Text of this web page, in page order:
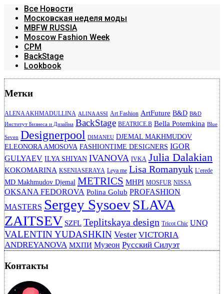
Все Новости
Московская неделя моды
MBFW RUSSIA
Moscow Fashion Week
CPM
BackStage
Lookbook
Метки
ALENA AKHMADULLINA ALINA ASSI Art Fashion ArtFuture B&D B&D
Институт Бизнеса и Дизайна BackStage BEATRICE.B Bella Potemkina Blue
Seven Designerpool DIMANEU DJEMAL MAKHMUDOV
ELEONORA AMOSOVA FASHIONTIME DESIGNERS IGOR
GULYAEV ILYA SHIYAN IVANOVA IVKA Julia Dalakian
KOKOMARINA KSENIASERAYA Leya me Lisa Romanyuk L’erede
MD Makhmudov Djemal METRICS MHPI MOSFUR NISSA
OKSANA FEDOROVA Polina Golub PROFASHION
MASTERS Sergey SysoevSLAVA
ZAITSEV SZFL Teplitskaya design Tricot Chic UNQ
VALENTIN YUDASHKIN Vester VICTORIA
ANDREYANOVA МХПИ Музеон Русский Силуэт
Контакты